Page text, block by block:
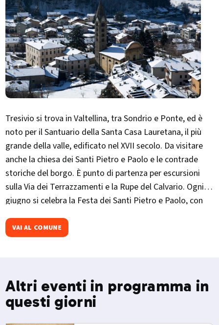
Tresivio si trova in Valtellina, tra Sondrio e Ponte, ed è
noto per il Santuario della Santa Casa Lauretana, il più
grande della valle, edificato nel XVII secolo. Da visitare
anche la chiesa dei Santi Pietro e Paolo e le contrade
storiche del borgo. È punto di partenza per escursioni
sulla Via dei Terrazzamenti e la Rupe del Calvario. Ogni
giugno si celebra la Festa dei Santi Pietro e Paolo, con
VAI AL COMUNE
Altri eventi in programma in
questi giorni